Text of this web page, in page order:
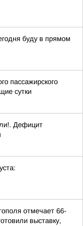
буду в прямом
пассажирского
сутки
Дефицит
отмечает 66-
выставку,